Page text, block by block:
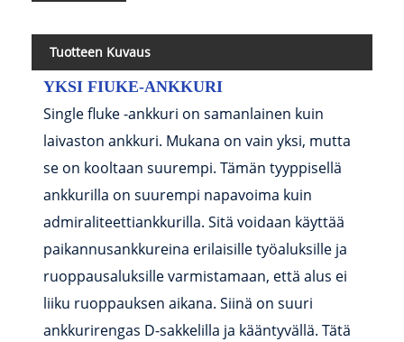
Tuotteen Kuvaus
YKSI FIUKE-ANKKURI
Single fluke -ankkuri on samanlainen kuin
laivaston ankkuri. Mukana on vain yksi, mutta
se on kooltaan suurempi. Tämän tyyppisellä
ankkurilla on suurempi napavoima kuin
admiraliteettiankkurilla. Sitä voidaan käyttää
paikannusankkureina erilaisille työaluksille ja
ruoppausaluksille varmistamaan, että alus ei
liiku ruoppauksen aikana. Siinä on suuri
ankkurirengas D-sakkelilla ja kääntyvällä. Tätä